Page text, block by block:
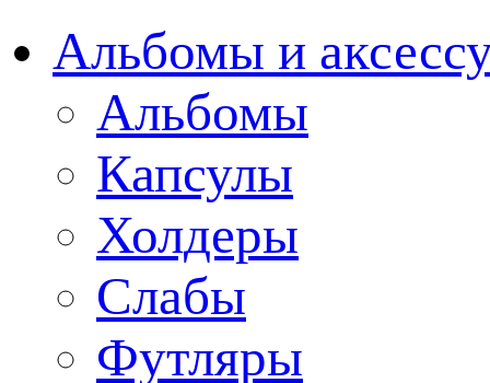
Альбомы и
Альбомы
Капсулы
Холдеры
Слабы
Футляры